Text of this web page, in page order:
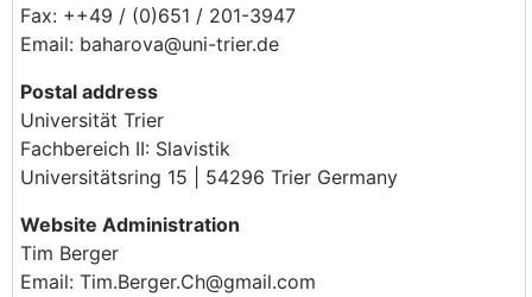
Fax: ++49 / (0)651 / 201-3947
Email: baharova@uni-trier.de
Postal address
Universität Trier
Fachbereich II: Slavistik
Universitätsring 15 | 54296 Trier Germany
Website Administration
Tim Berger
Email: Tim.Berger.Ch@gmail.com